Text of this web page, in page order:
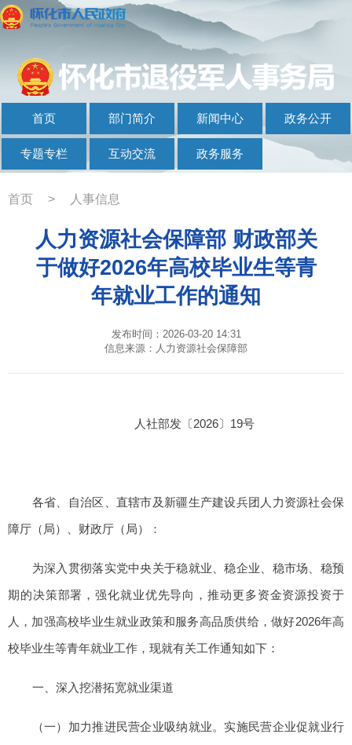
首页 部门简介 新闻中心 政务公开
专题专栏 互动交流 政务服务
首页 > 人事信息
人力资源社会保障部 财政部关
于做好2026年高校毕业生等青
年就业工作的通知
发布时间：2026-03-20 14:31
信息来源：人力资源社会保障部
人社部发〔2026〕19号
各省、自治区、直辖市及新疆生产建设兵团人力资源社会保
障厅（局）、财政厅（局）：
为深入贯彻落实党中央关于稳就业、稳企业、稳市场、稳预
期的决策部署，强化就业优先导向，推动更多资金资源投资于
人，加强高校毕业生就业政策和服务高品质供给，做好2026年高
校毕业生等青年就业工作，现就有关工作通知如下：
一、深入挖潜拓宽就业渠道
（一）加力推进民营企业吸纳就业。实施民营企业促就业行